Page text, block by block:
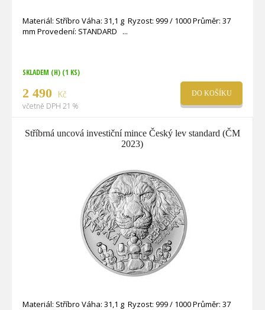
Materiál: Stříbro Váha: 31,1 g Ryzost: 999 / 1000 Průměr: 37
mm Provedení: STANDARD
SKLADEM (H) (1 KS)
2 490 Kč
včetně DPH 21 %
DO KOŠÍKU
Stříbrná uncová investiční mince Český lev standard (ČM
2023)
Materiál: Stříbro Váha: 31,1 g Ryzost: 999 / 1000 Průměr: 37